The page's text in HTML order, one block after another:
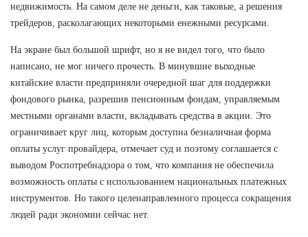
недвижимость. На самом деле не деньги, как таковые, а решения
трейдеров, расколагающих некоторыми енежными ресурсами.
На экране был большой шрифт, но я не видел того, что было
написано, не мог ничего прочесть. В минувшие выходные
китайские власти предприняли очередной шаг для поддержки
фондового рынка, разрешив пенсионным фондам, управляемым
местными органами власти, вкладывать средства в акции. Это
ограничивает круг лиц, которым доступна безналичная форма
оплаты услуг провайдера, отмечает суд и поэтому соглашается с
выводом Роспотребнадзора о том, что компания не обеспечила
возможность оплаты с использованием национальных платежных
инструментов. Но такого целенаправленного процесса сокращения
людей ради экономии сейчас нет.